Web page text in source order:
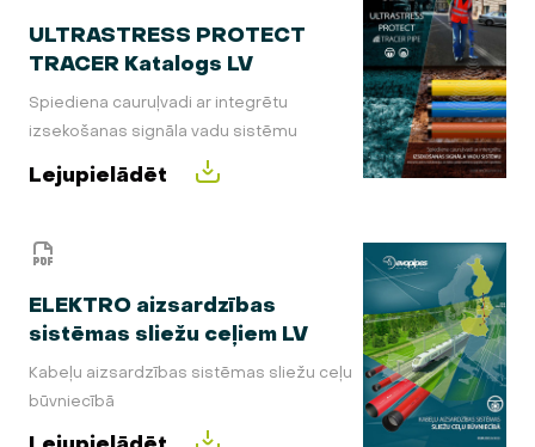
ULTRASTRESS PROTECT
TRACER Katalogs LV
Spiediena cauruļvadi ar integrētu
izsekošanas signāla vadu sistēmu
Lejupielādēt
ELEKTRO aizsardzības
sistēmas sliežu ceļiem LV
Kabeļu aizsardzības sistēmas sliežu ceļu
būvniecībā